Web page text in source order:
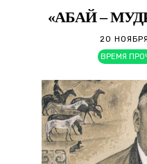
«АБАЙ –
20
ВРЕМЯ